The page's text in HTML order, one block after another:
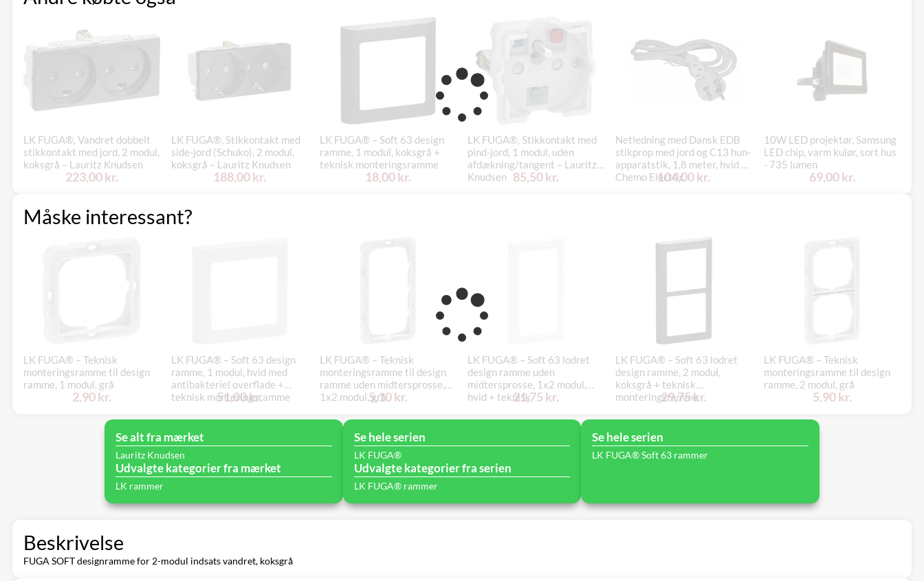
LK FUGA®, Vandret dobbelt
stikkontakt med jord, 2 modul,
koksgrå – Lauritz Knudsen
223,00 kr.
LK FUGA®, Stikkontakt med
side-jord (Schuko), 2 modul,
koksgrå – Lauritz Knudsen
188,00 kr.
LK FUGA® – Soft 63 design
ramme, 1 modul, koksgrå +
teknisk monteringsramme
18,00 kr.
LK FUGA®, Stikkontakt med
pind-jord, 1 modul, uden
afdækning/tangent – Lauritz
Knudsen
85,50 kr.
Netledning med Dansk EDB
stikprop med jord og C13 hun-
apparatstik, 1,8 meter, hvid –
Chemo Electric104,00 kr.
10W LED projektør, Samsung
LED chip, varm kulør, sort hus
- 735 lumen
69,00 kr.
Måske interessant?
LK FUGA® – Teknisk
monteringsramme til design
ramme, 1 modul, grå
2,90 kr.
LK FUGA® – Soft 63 design
ramme, 1 modul, hvid med
antibakteriel overflade +
teknisk monteringsramme
51,00 kr.
LK FUGA® – Teknisk
monteringsramme til design
ramme uden midtersprosse,
1x2 modul, grå5,10 kr.
LK FUGA® – Soft 63 lodret
design ramme uden
midtersprosse, 1x2 modul,
hvid + teknisk21,75 kr.
LK FUGA® – Soft 63 lodret
design ramme, 2 modul,
koksgrå + teknisk
monteringsramme
29,75 kr.
LK FUGA® – Teknisk
monteringsramme til design
ramme, 2 modul, grå
5,90 kr.
Se alt fra mærket
Lauritz Knudsen
Udvalgte kategorier fra mærket
LK rammer
Se hele serien
LK FUGA®
Udvalgte kategorier fra serien
LK FUGA® rammer
Se hele serien
LK FUGA® Soft 63 rammer
Beskrivelse
FUGA SOFT designramme for 2-modul indsats vandret, koksgrå